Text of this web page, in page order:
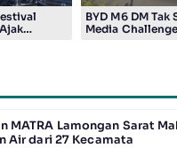
BYD M6 DM Tak
Media
MATRA Lamongan Sarat
Air dari 27 Kecamata